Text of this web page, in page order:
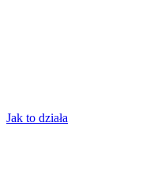
Jak to działa